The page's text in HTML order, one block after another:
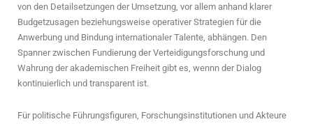
von den Detailsetzungen der Umsetzung, vor allem anhand klarer
Budgetzusagen beziehungsweise operativer Strategien für die
Anwerbung und Bindung internationaler Talente, abhängen. Den
Spanner zwischen Fundierung der Verteidigungsforschung und
Wahrung der akademischen Freiheit gibt es, wennn der Dialog
kontinuierlich und transparent ist.
Für politische Führungsfiguren, Forschungsinstitutionen und Akteure